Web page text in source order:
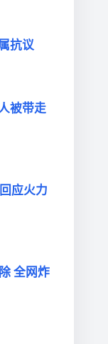
抗议
被带走
应火力
全网炸